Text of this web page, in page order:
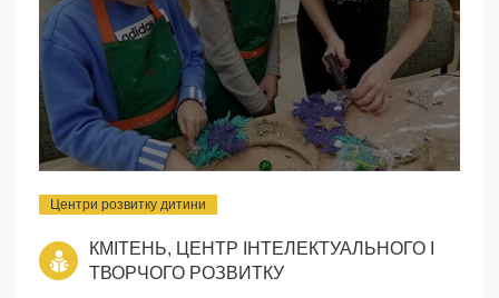
Центри розвитку дитини
КМІТЕНЬ, ЦЕНТР ІНТЕЛЕКТУАЛЬНОГО І
ТВОРЧОГО РОЗВИТКУ